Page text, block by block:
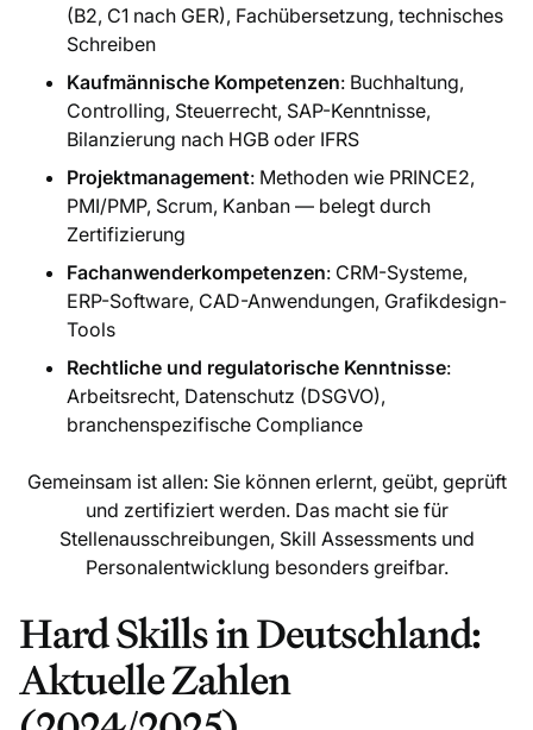
(B2, C1 nach GER), Fachübersetzung, technisches
Schreiben
Kaufmännische Kompetenzen: Buchhaltung,
Controlling, Steuerrecht, SAP-Kenntnisse,
Bilanzierung nach HGB oder IFRS
Projektmanagement: Methoden wie PRINCE2,
PMI/PMP, Scrum, Kanban — belegt durch
Zertifizierung
Fachanwenderkompetenzen: CRM-Systeme,
ERP-Software, CAD-Anwendungen, Grafikdesign-
Tools
Rechtliche und regulatorische Kenntnisse:
Arbeitsrecht, Datenschutz (DSGVO),
branchenspezifische Compliance
Gemeinsam ist allen: Sie können erlernt, geübt, geprüft
und zertifiziert werden. Das macht sie für
Stellenausschreibungen, Skill Assessments und
Personalentwicklung besonders greifbar.
Hard Skills in Deutschland:
Aktuelle Zahlen